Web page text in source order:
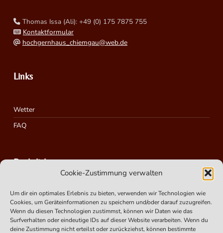
Cookie-Zustimmung verwalten
Um dir ein optimales Erlebnis zu bieten, verwenden wir Technologien wie
Cookies, um Geräteinformationen zu speichern und/oder darauf zuzugreifen.
Wenn du diesen Technologien zustimmst, können wir Daten wie das
Surfverhalten oder eindeutige IDs auf dieser Website verarbeiten. Wenn du
deine Zustimmung nicht erteilst oder zurückziehst, können bestimmte
Thomas Issa (Ali): +49 (0) 175 7875 755
Kontaktformular
hochgernhaus_chiemgau@web.de
Links
Wetter
FAQ
Rechtliches
Impressum
Cookie-Richtlinie – Cookie Policy (EU)
Datenschutzerklärung